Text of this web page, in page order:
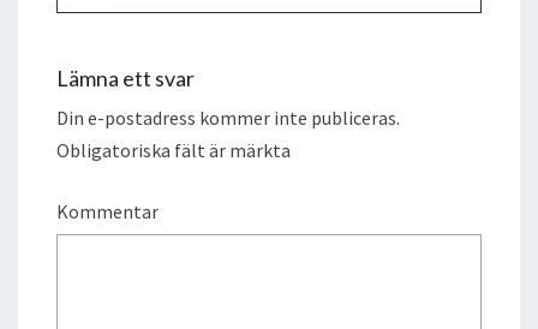
Lämna ett svar
Din e-postadress kommer inte publiceras.
Obligatoriska fält är märkta
Kommentar